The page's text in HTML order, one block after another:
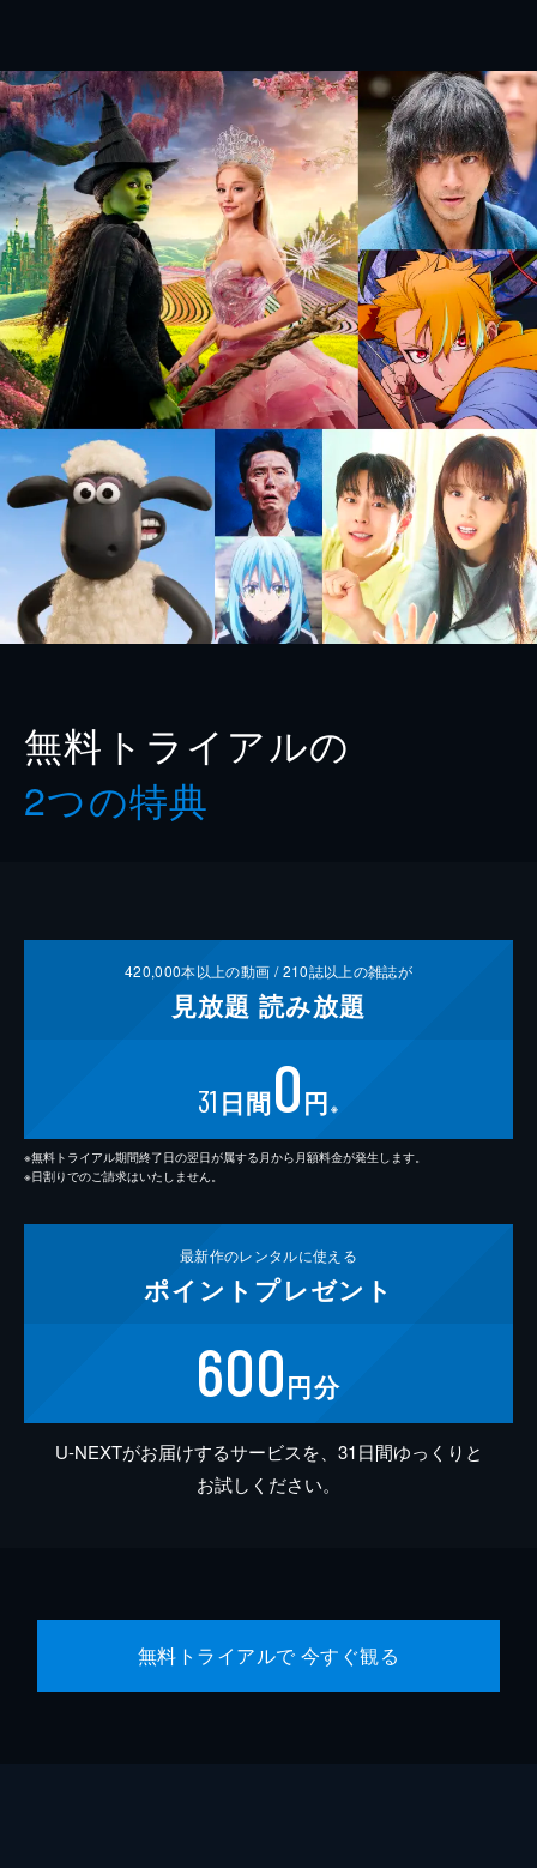
無料トライアルの
2つの特典
420,000本以上の動画 /210誌以上の雑誌が
見放題 読み放題
31 日間0円 ※
※無料トライアル期間終了日の翌日が属する月から月額料金が発生します。
※日割りでのご請求はいたしません。
最新作のレンタルに使える
ポイント プレゼント
600円分
U-NEXTがお届けするサービスを、31日間ゆっくりと
お試しください。
無料トライアルで 今すぐ観る